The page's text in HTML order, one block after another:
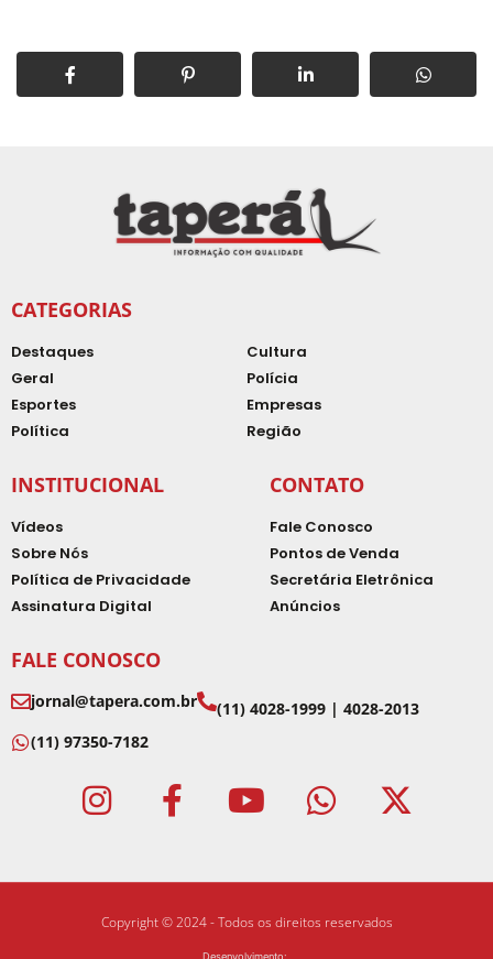
CATEGORIAS
Destaques
Geral
Esportes
Política
Cultura
Polícia
Empresas
Região
INSTITUCIONAL
Vídeos
Sobre Nós
Política de Privacidade
Assinatura Digital
CONTATO
Fale Conosco
Pontos de Venda
Secretária Eletrônica
Anúncios
FALE CONOSCO
jornal@tapera.com.br
(11) 4028-1999 | 4028-2013
(11) 97350-7182
Copyright © 2024 - Todos os direitos reservados
Desenvolvimento: